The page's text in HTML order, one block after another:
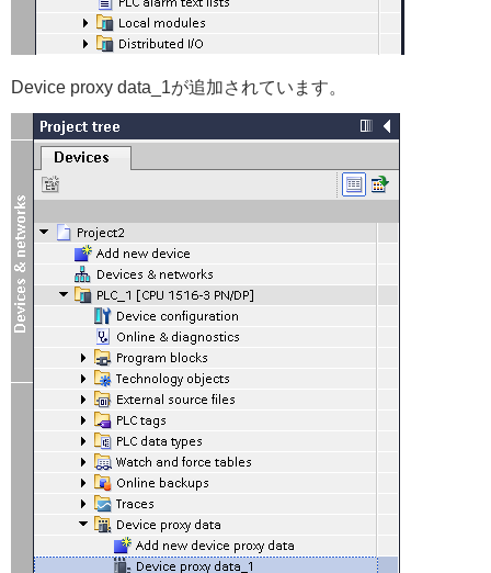
Device proxy data_1が追加されています。